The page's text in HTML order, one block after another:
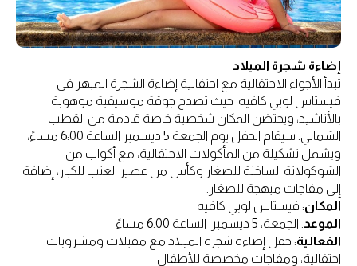
إضاءة شجرة الميلاد
تبدأ الأجواء الاحتفالية مع احتفالية إضاءة الشجرة المبهر في
فيستاس لوبي كافيه، حيث تصدح جوقة موسيقية موهوبة
بالأناشيد، ويحتضن المكان شخصية خاصة قادمة من القطب
الشمالي. سيقام الحفل يوم الجمعة 5 ديسمبر الساعة 6:00 مساءً،
ويشمل تشكيلة من المأكولات الاحتفالية، مع أكواب من
الشوكولاتة الساخنة للصغار وكأس من عصير العنب للكبار، إضافة
إلى مفاجآت مبهجة للصغار.
المكان: فيستاس لوبي كافيه
الموعد: الجمعة، 5 ديسمبر، الساعة 6:00 مساءً
الفعالية: حفل إضاءة شجرة الميلاد مع مقبلات ومشروبات
احتفالية، ومفاجآت مخصصة للأطفال